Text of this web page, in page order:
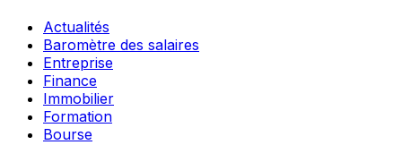
Actualités
Baromètre des salaires
Entreprise
Finance
Immobilier
Formation
Bourse